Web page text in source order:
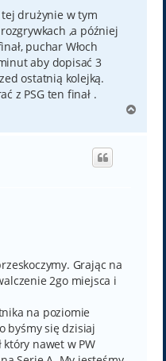
drużynie w tym
,a później
puchar Włoch
aby dopisać 3
ostatnią kolejką.
z PSG ten finał .
g
Grając na
2go miejsca i
na poziomie
byśmy się dzisiaj
który nawet w PW